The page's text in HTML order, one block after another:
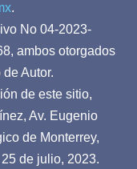
.
No 04-2023-
ambos otorgados
Autor.
de este sitio,
Av. Eugenio
de Monterrey,
de julio, 2023.